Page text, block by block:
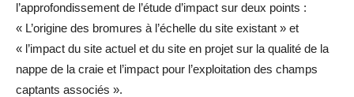
l’approfondissement de l’étude d’impact sur deux points :
« L’origine des bromures à l’échelle du site existant » et
« l’impact du site actuel et du site en projet sur la qualité de la
nappe de la craie et l’impact pour l’exploitation des champs
captants associés ».